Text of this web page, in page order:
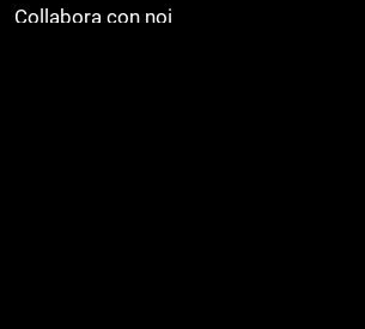
Collabora con noi